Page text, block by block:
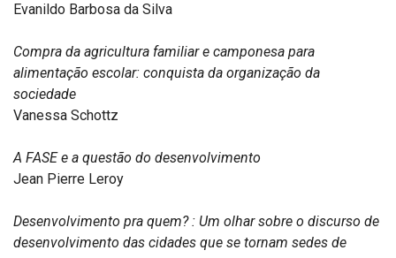
Evanildo Barbosa da Silva
Compra da agricultura familiar e camponesa para
alimentação escolar: conquista da organização da
sociedade
Vanessa Schottz
A FASE e a questão do desenvolvimento
Jean Pierre Leroy
Desenvolvimento pra quem? : Um olhar sobre o discurso de
desenvolvimento das cidades que se tornam sedes de